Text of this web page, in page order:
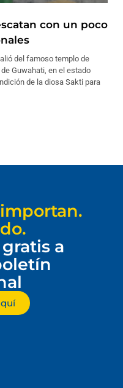
con un poco
del famoso templo de
Guwahati, en el estado
de la diosa Sakti para
a